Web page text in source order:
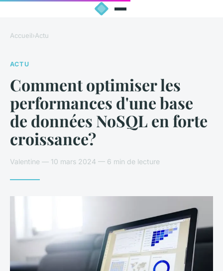
Accueil›Actu
ACTU
Comment optimiser les
performances d'une base
de données NoSQL en forte
croissance?
Valentine — 10 mars 2024 — 6 min de lecture